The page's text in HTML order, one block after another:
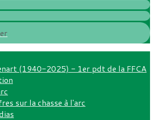
(1940-2025) - 1er pdt de la FFCA
sur la chasse à l'arc